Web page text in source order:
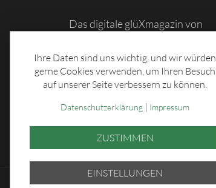
Das digitale glüXmagazin von
Information, Unterhaltung und
Spiele, sowie Toto-Tabellen und
tolle Rezepte.
Ihre Daten sind uns wichtig, und wir würden
gerne Cookies verwenden, um Ihren Besuch
auf unserer Seite verbessern zu können.
Datenschutzerklärung | Impressum
ZUSTIMMEN
EINSTELLUNGEN